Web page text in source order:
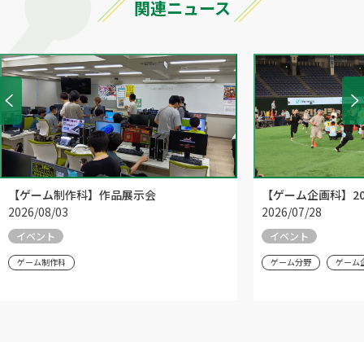
関連ニュース
【ゲーム制作科】作品展示会
2026/08/03
イベント
ゲーム制作科
【ゲーム企画科】
2026/07/28
イベント
ゲーム分野 ゲーム